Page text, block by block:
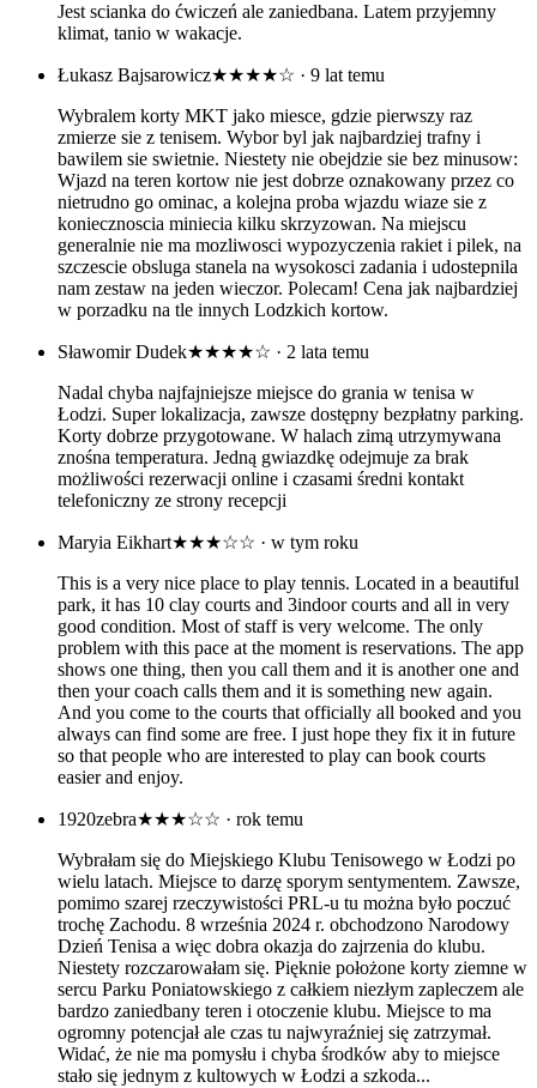
Jest scianka do ćwiczeń ale zaniedbana. Latem przyjemny
klimat, tanio w wakacje.
Łukasz Bajsarowicz★★★★☆ · 9 lat temu
Wybralem korty MKT jako miesce, gdzie pierwszy raz
zmierze sie z tenisem. Wybor byl jak najbardziej trafny i
bawilem sie swietnie. Niestety nie obejdzie sie bez minusow:
Wjazd na teren kortow nie jest dobrze oznakowany przez co
nietrudno go ominac, a kolejna proba wjazdu wiaze sie z
koniecznoscia miniecia kilku skrzyzowan. Na miejscu
generalnie nie ma mozliwosci wypozyczenia rakiet i pilek, na
szczescie obsluga stanela na wysokosci zadania i udostepnila
nam zestaw na jeden wieczor. Polecam! Cena jak najbardziej
w porzadku na tle innych Lodzkich kortow.
Sławomir Dudek★★★★☆ · 2 lata temu
Nadal chyba najfajniejsze miejsce do grania w tenisa w
Łodzi. Super lokalizacja, zawsze dostępny bezpłatny parking.
Korty dobrze przygotowane. W halach zimą utrzymywana
znośna temperatura. Jedną gwiazdkę odejmuje za brak
możliwości rezerwacji online i czasami średni kontakt
telefoniczny ze strony recepcji
Maryia Eikhart★★★☆☆ · w tym roku
This is a very nice place to play tennis. Located in a beautiful
park, it has 10 clay courts and 3indoor courts and all in very
good condition. Most of staff is very welcome. The only
problem with this pace at the moment is reservations. The app
shows one thing, then you call them and it is another one and
then your coach calls them and it is something new again.
And you come to the courts that officially all booked and you
always can find some are free. I just hope they fix it in future
so that people who are interested to play can book courts
easier and enjoy.
1920zebra★★★☆☆ · rok temu
Wybrałam się do Miejskiego Klubu Tenisowego w Łodzi po
wielu latach. Miejsce to darzę sporym sentymentem. Zawsze,
pomimo szarej rzeczywistości PRL-u tu można było poczuć
trochę Zachodu. 8 września 2024 r. obchodzono Narodowy
Dzień Tenisa a więc dobra okazja do zajrzenia do klubu.
Niestety rozczarowałam się. Pięknie położone korty ziemne w
sercu Parku Poniatowskiego z całkiem niezłym zapleczem ale
bardzo zaniedbany teren i otoczenie klubu. Miejsce to ma
ogromny potencjał ale czas tu najwyraźniej się zatrzymał.
Widać, że nie ma pomysłu i chyba środków aby to miejsce
stało się jednym z kultowych w Łodzi a szkoda...